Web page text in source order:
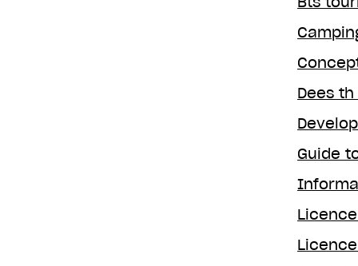
Dees
Guide